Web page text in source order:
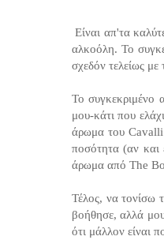
Είναι απ'τα
αλκοόλη. Το
σχεδόν τελείως
Το συγκεκριμένο
μου-κάτι που
άρωμα του Cavalli
ποσότητα (αν και
άρωμα από The
Τέλος, να τονίσω
βοήθησε, αλλά
ότι μάλλον είναι